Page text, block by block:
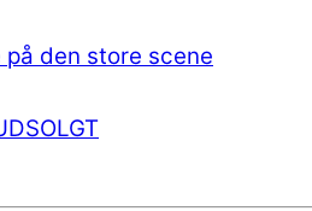
den store scene